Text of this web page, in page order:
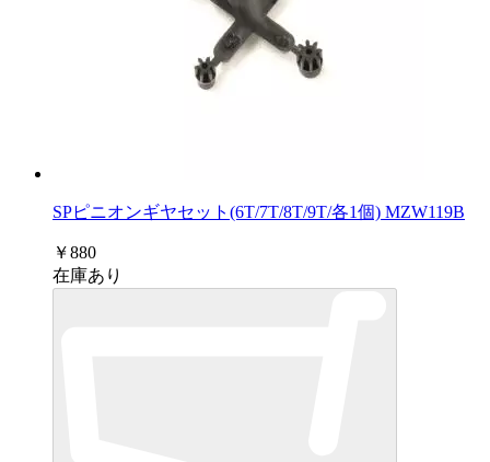
SPピニオンギヤセット(6T/7T/8T/9T/各1個) MZW119B
￥880
在庫あり